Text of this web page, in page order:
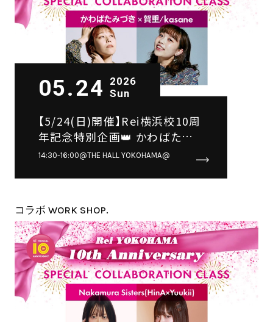
05.24
2026
Sun
【5/24(日)開催】Rei横浜校10周
年記念特別企画👑 かわばたみ
づき×賀重/kasane SPECIAL
14:30-16:00@THE HALL YOKOHAMA@
コラボ WORK SHOP.